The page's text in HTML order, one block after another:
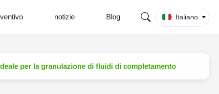
notizie Blog Italiano
per la granulazione di fluidi di completamento